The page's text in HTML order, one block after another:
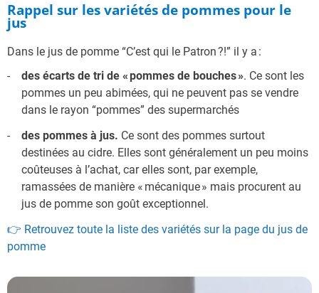
Rappel sur les variétés de pommes pour le
jus
Dans le jus de pomme “C’est qui le Patron ?!” il y a :
des écarts de tri de « pommes de bouches ». Ce sont les
pommes un peu abimées, qui ne peuvent pas se vendre
dans le rayon “pommes” des supermarchés
des pommes à jus. Ce sont des pommes surtout
destinées au cidre. Elles sont généralement un peu moins
coûteuses à l’achat, car elles sont, par exemple,
ramassées de manière « mécanique » mais procurent au
jus de pomme son goût exceptionnel.
👉 Retrouvez toute la liste des variétés sur la page du jus de
pomme